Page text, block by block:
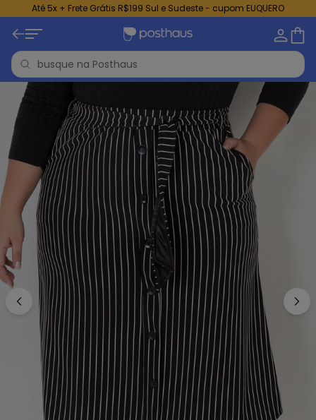
Até 5x + Frete Grátis R$199 Sul e Sudeste - cupom EUQUERO